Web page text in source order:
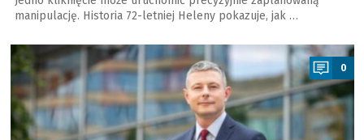
manipulację. Historia 72-letniej Heleny pokazuje, jak …
a
0